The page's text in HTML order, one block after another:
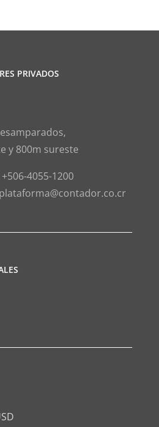
PRIVADOS
y 800m sureste
+506-4055-1200
plataforma@contador.co.cr